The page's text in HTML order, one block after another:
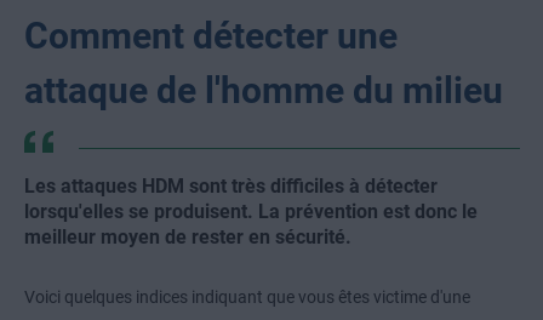
Comment détecter une
attaque de l'homme du milieu
Les attaques HDM sont très difficiles à détecter
lorsqu'elles se produisent. La prévention est donc le
meilleur moyen de rester en sécurité.
Voici quelques indices indiquant que vous êtes victime d'une